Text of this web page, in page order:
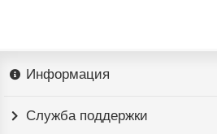
Информация
Служба поддержки